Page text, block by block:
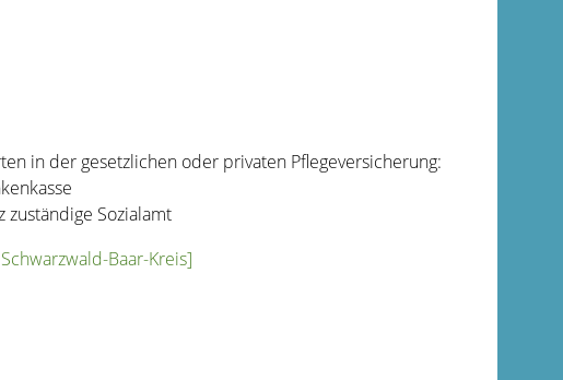
in der gesetzlichen oder privaten Pflegeversicherung:
zuständige Sozialamt
Baar-Kreis]